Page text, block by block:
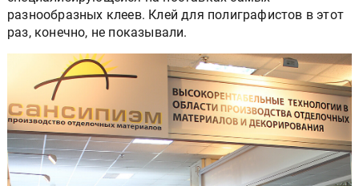
разнообразных клеев. Клей для полиграфистов в этот
раз, конечно, не показывали.